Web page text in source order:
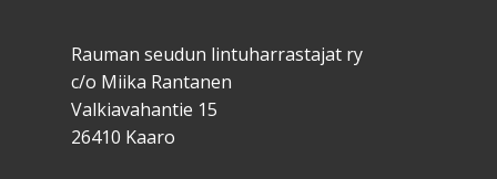
Rauman seudun lintuharrastajat ry
c/o Miika Rantanen
Valkiavahantie 15
26410 Kaaro